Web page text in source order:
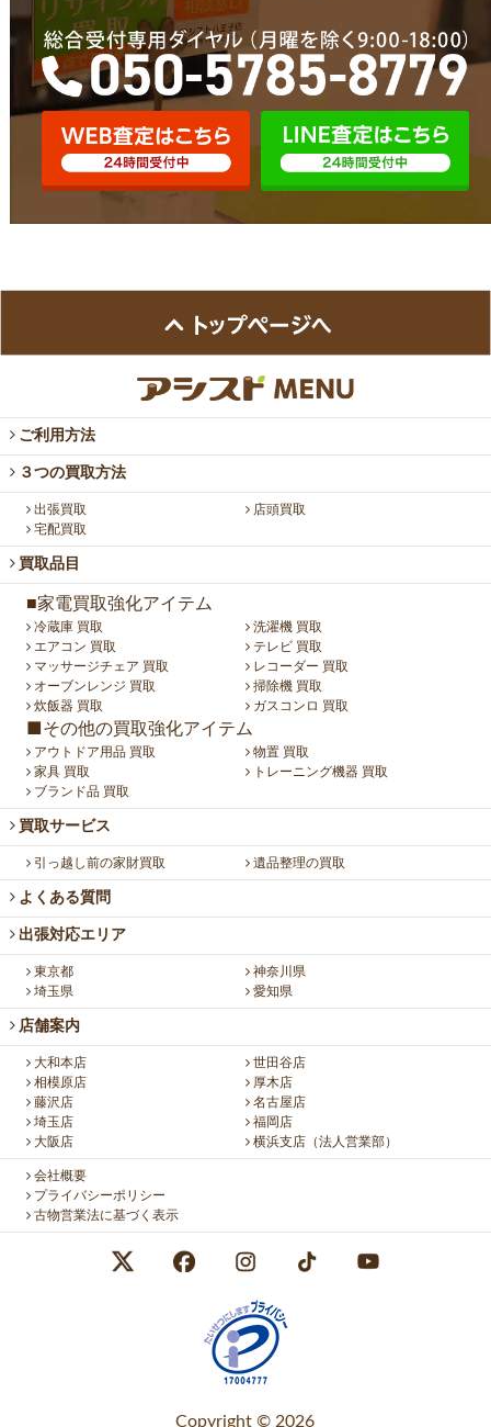
ご利用方法
３つの買取方法
出張買取
店頭買取
宅配買取
買取品目
■家電買取強化アイテム
冷蔵庫 買取
洗濯機 買取
エアコン 買取
テレビ 買取
マッサージチェア 買取
レコーダー 買取
オーブンレンジ 買取
掃除機 買取
炊飯器 買取
ガスコンロ 買取
■その他の買取強化アイテム
アウトドア用品 買取
物置 買取
家具 買取
トレーニング機器 買取
ブランド品 買取
買取サービス
引っ越し前の家財買取 遺品整理の買取
よくある質問
出張対応エリア
東京都
神奈川県
埼玉県
愛知県
店舗案内
大和本店
世田谷店
相模原店
厚木店
藤沢店
名古屋店
埼玉店
福岡店
大阪店
横浜支店（法人営業部）
会社概要
プライバシーポリシー
古物営業法に基づく表示
Copyright © 2026